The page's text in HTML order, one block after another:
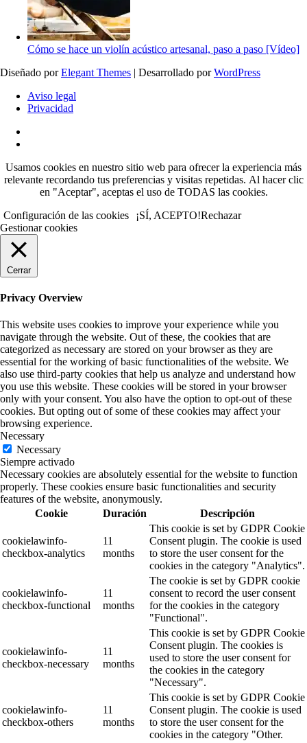
Cómo se hace un violín acústico artesanal, paso a paso [Vídeo]
Diseñado porElegant Themes | Desarrollado porWordPress
Aviso legal
Privacidad
Usamos cookies en nuestro sitio web para ofrecer la experiencia más
relevante recordando tus preferencias y visitas repetidas. Al hacer clic
en "Aceptar", aceptas el uso de TODAS las cookies.
Configuración de las cookies
¡SÍ, ACEPTO!Rechazar
Gestionar cookies
Cerrar
Privacy Overview
This website uses cookies to improve your experience while you
navigate through the website. Out of these, the cookies that are
categorized as necessary are stored on your browser as they are
essential for the working of basic functionalities of the website. We
also use third-party cookies that help us analyze and understand how
you use this website. These cookies will be stored in your browser
only with your consent. You also have the option to opt-out of these
cookies. But opting out of some of these cookies may affect your
browsing experience.
Necessary
Necessary
Siempre activado
Necessary cookies are absolutely essential for the website to function
properly. These cookies ensure basic functionalities and security
features of the website, anonymously.
Cookie
Duración Descripción
cookielawinfo-
checkbox-analytics
11
months
This cookie is set by GDPR Cookie
Consent plugin. The cookie is used
to store the user consent for the
cookies in the category "Analytics".
cookielawinfo-
checkbox-functional
11
months
The cookie is set by GDPR cookie
consent to record the user consent
for the cookies in the category
"Functional".
cookielawinfo-
checkbox-necessary
11
months
This cookie is set by GDPR Cookie
Consent plugin. The cookies is
used to store the user consent for
the cookies in the category
"Necessary".
cookielawinfo-
checkbox-others
11
months
This cookie is set by GDPR Cookie
Consent plugin. The cookie is used
to store the user consent for the
cookies in the category "Other.